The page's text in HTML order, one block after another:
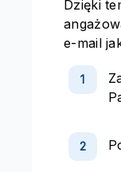
Dzięki
e-mail